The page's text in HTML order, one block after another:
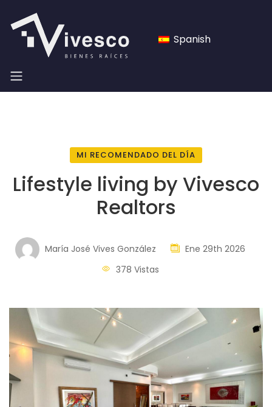
Spanish
MI RECOMENDADO DEL DÍA
Lifestyle living by Vivesco
Realtors
María José Vives González
Ene 29th 2026
378 Vistas